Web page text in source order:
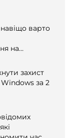
варто
на
захист
за 2